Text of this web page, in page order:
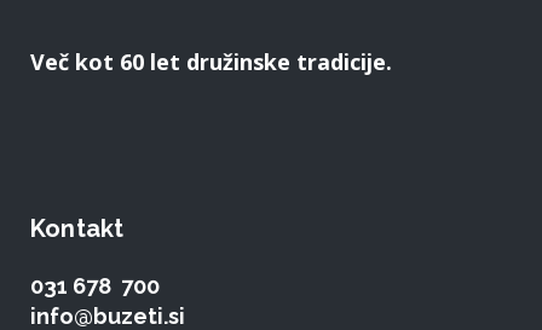
Več kot 60 let družinske tradicije.
Kontakt
031 678 700
info@buzeti.si